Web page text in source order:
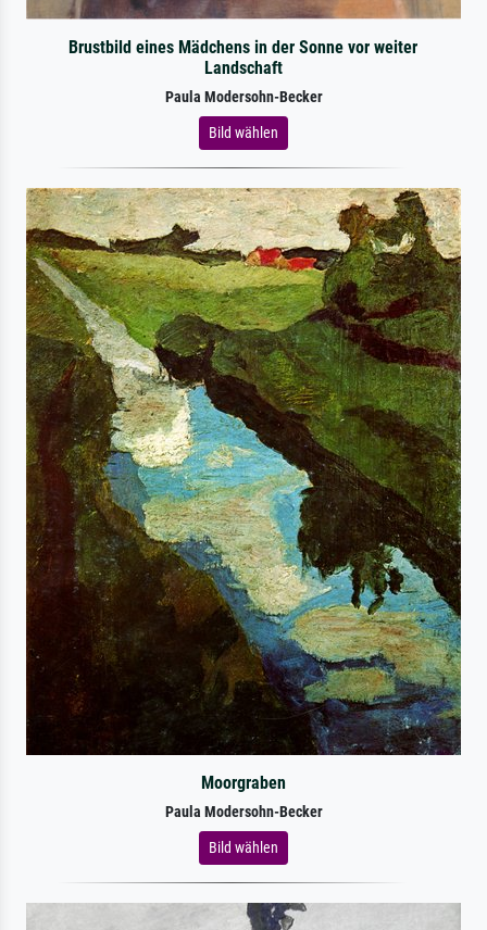
Brustbild eines Mädchens in der Sonne vor weiter
Landschaft
Paula Modersohn-Becker
Bild wählen
Moorgraben
Paula Modersohn-Becker
Bild wählen